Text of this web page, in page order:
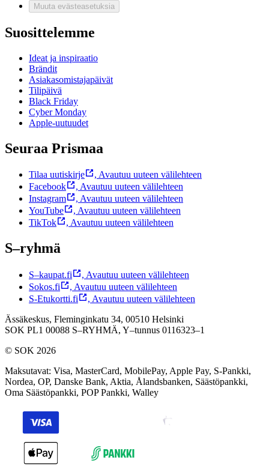
Muuta evästeasetuksia
Suosittelemme
Ideat ja inspiraatio
Brändit
Asiakasomistajapäivät
Tilipäivä
Black Friday
Cyber Monday
Apple-uutuudet
Seuraa Prismaa
Tilaa uutiskirje , Avautuu uuteen välilehteen
Facebook
, Avautuu uuteen välilehteen
Instagram
, Avautuu uuteen välilehteen
YouTube
, Avautuu uuteen välilehteen
TikTok
, Avautuu uuteen välilehteen
S–ryhmä
S–kaupat.fi , Avautuu uuteen välilehteen
Sokos.fi
, Avautuu uuteen välilehteen
S-Etukortti.fi
, Avautuu uuteen välilehteen
Ässäkeskus, Fleminginkatu 34, 00510 Helsinki
SOK PL1 00088 S–RYHMÄ, Y–tunnus 0116323–1
© SOK 2026
Maksutavat: Visa, MasterCard, MobilePay, Apple Pay, S-Pankki,
Nordea, OP, Danske Bank, Aktia, Ålandsbanken, Säästöpankki,
Oma Säästöpankki, POP Pankki, Walley